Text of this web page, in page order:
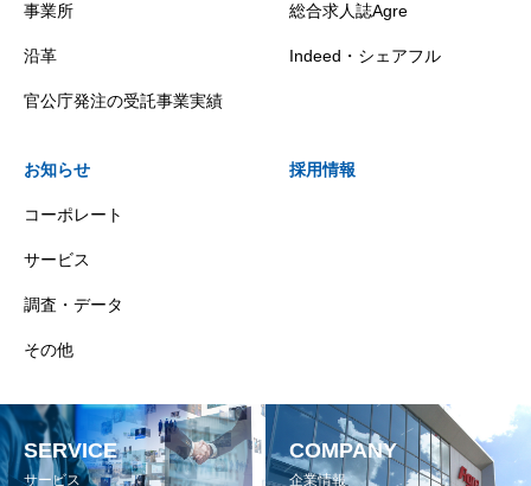
事業所
沿革
官公庁発注の受託事業実績
総合求人誌Agre
Indeed・シェアフル
お知らせ
コーポレート
サービス
調査・データ
その他
採用情報
SERVICE
サービス
COMPANY
企業情報